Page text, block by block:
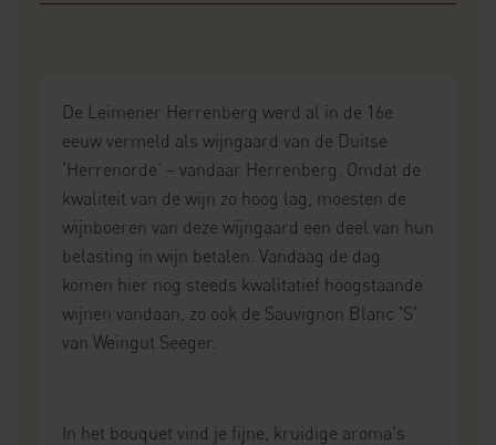
De Leimener Herrenberg werd al in de 16e
eeuw vermeld als wijngaard van de Duitse
‘Herrenorde’ – vandaar Herrenberg. Omdat de
kwaliteit van de wijn zo hoog lag, moesten de
wijnboeren van deze wijngaard een deel van hun
belasting in wijn betalen. Vandaag de dag
komen hier nog steeds kwalitatief hoogstaande
wijnen vandaan, zo ook de Sauvignon Blanc 'S'
van Weingut Seeger.
In het bouquet vind je fijne, kruidige aroma's